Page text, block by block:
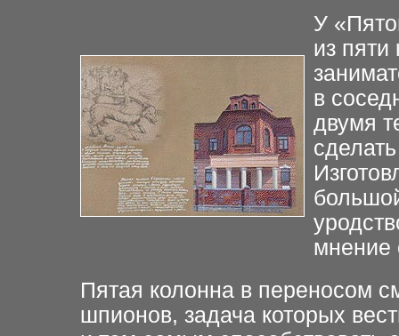
У
из пяти
в
двумя
мнение
Пятая колонна в переносом
шпионов, задача которых